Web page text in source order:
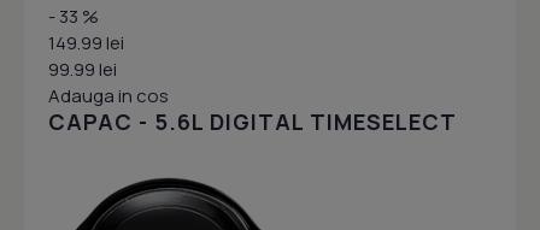
- 33 %
149.99 lei
99.99 lei
Adauga in cos
CAPAC - 5.6L DIGITAL TIMESELECT